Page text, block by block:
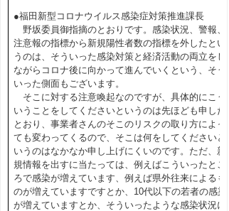
●福田新型コロナウイルス感染症対策推進課長
野坂委員御指摘のとおりです。感染状況、警報、
注意報の指標から新規陽性者数の指標を外したとい
うのは、そういった感染対策と経済活動の両立をし
ながらコロナ後に向かって進んでいくという、そう
いった側面もございます。
そこに対する注意喚起なのですが、具体的にこう
いうことをしてくださいというのは先ほども申した
とおり、事業者さんのそこのリスクの取り方によっ
ても変わってくるので、そこは何をしてくださいと
いうのはなかなか申し上げにくいのです。ただ、新
規情報を出すに当たっては、例えばこういったとこ
ろで感染が増えています、例えば県外往来によるも
のが増えていますですとか、10代以下の若者の感染
が増えていますとか、そういったような感染状況に